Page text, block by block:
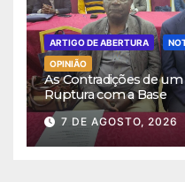
ARTIGO DE ABERTURA
OPINIÃO
As Contradições de
Ruptura com a Base
7 DE AGOSTO, 2026